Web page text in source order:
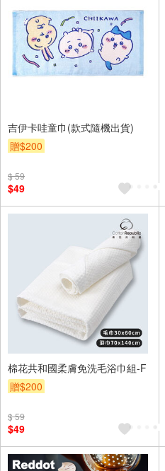
吉伊卡哇童巾(款式隨機出貨)
贈$200
$ 59
$49
棉花共和國柔膚免洗毛浴巾組-F
贈$200
$ 59
$49